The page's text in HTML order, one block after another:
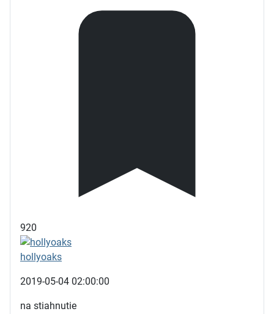
920
hollyoaks
2019-05-04 02:00:00
na stiahnutie